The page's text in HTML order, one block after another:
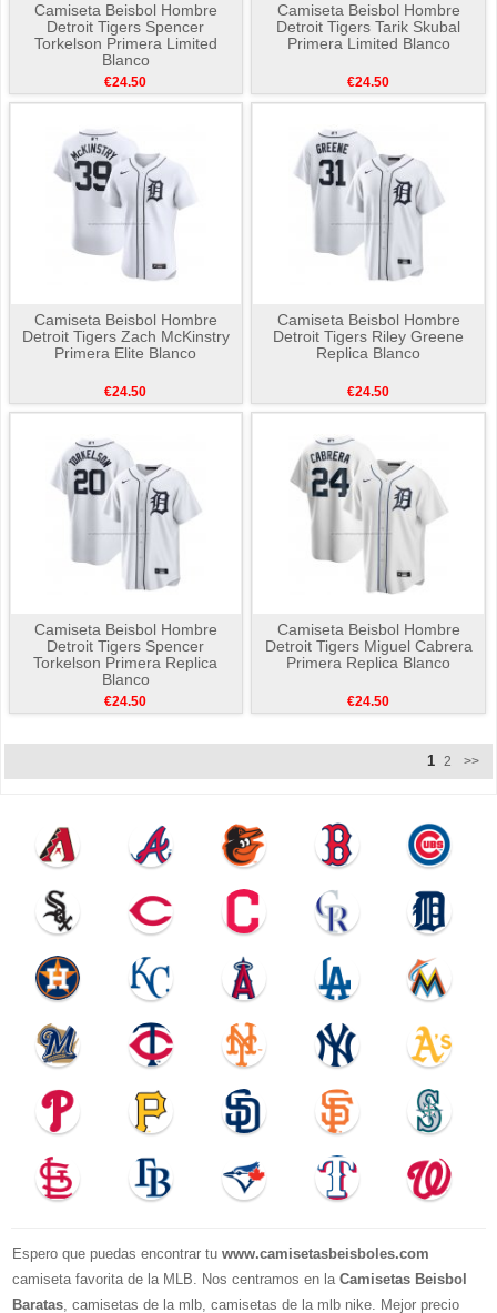
Camiseta Beisbol Hombre
Detroit Tigers Spencer
Torkelson Primera Limited
Blanco
€24.50
Camiseta Beisbol Hombre
Detroit Tigers Tarik Skubal
Primera Limited Blanco
€24.50
Camiseta Beisbol Hombre
Detroit Tigers Zach McKinstry
Primera Elite Blanco
€24.50
Camiseta Beisbol Hombre
Detroit Tigers Riley Greene
Replica Blanco
€24.50
Camiseta Beisbol Hombre
Detroit Tigers Spencer
Torkelson Primera Replica
Blanco
€24.50
Camiseta Beisbol Hombre
Detroit Tigers Miguel Cabrera
Primera Replica Blanco
€24.50
1 2 >>
Espero que puedas encontrar tu www.camisetasbeisboles.com
camiseta favorita de la MLB. Nos centramos en la Camisetas Beisbol
Baratas , camisetas de la mlb, camisetas de la mlb nike. Mejor precio